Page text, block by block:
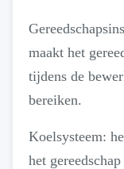
maakt het
tijdens de
bereiken.
Koelsysteem:
het